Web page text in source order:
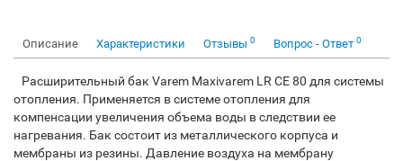
Описание Характеристики Отзывы 0 Вопрос - Ответ 0
Расширительный бак Varem Maxivarem LR CE 80 для системы
отопления. Применяется в системе отопления для
компенсации увеличения объема воды в следствии ее
нагревания. Бак состоит из металлического корпуса и
мембраны из резины. Давление воздуха на мембрану